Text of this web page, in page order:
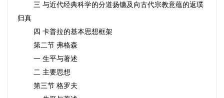
三 与近代经典科学的分道扬镳及向古代宗教意蕴的返璞
归真
四 卡普拉的基本思想框架
第二节 弗格森
一 生平与著述
二 主要思想
第三节 格罗夫